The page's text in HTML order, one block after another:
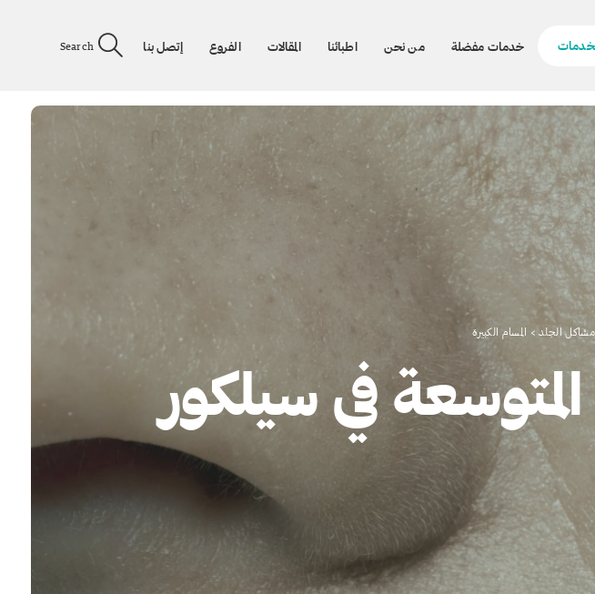
خدمات مفضلة من نحن اطبائنا المقالات الفروع إتصل بنا Search
مشاكل الجلد> المسام الكبيرة
في سيلكور